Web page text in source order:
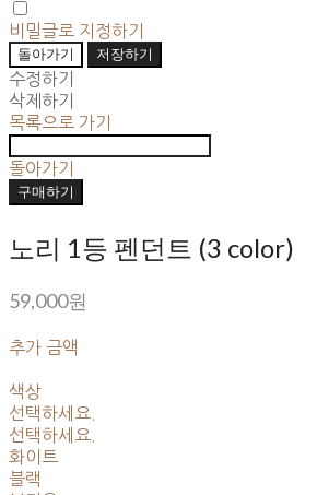
비밀글로 지정하기
돌아가기
저장하기
수정하기
삭제하기
목록으로 가기
돌아가기
구매하기
노리 1등 펜던트 (3 color)
59,000원
추가 금액
색상
선택하세요.
선택하세요.
화이트
블랙